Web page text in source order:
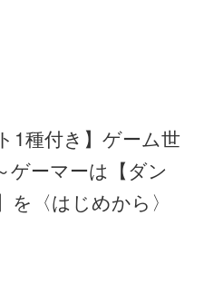
1種付き】ゲーム世
ゲーマーは【ダン
〈はじめから〉